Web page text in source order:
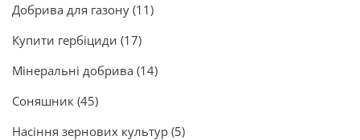
Добрива для газону (11)
Купити гербіциди (17)
Мінеральні добрива (14)
Соняшник (45)
Насіння зернових культур (5)